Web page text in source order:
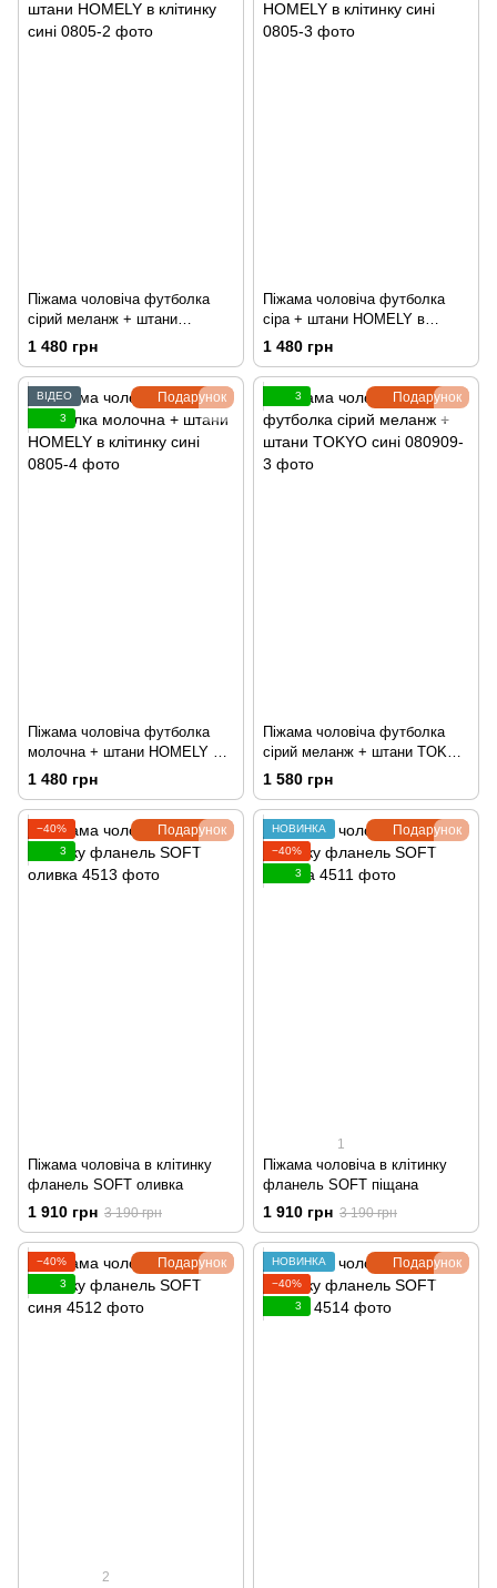
Піжама чоловіча футболка
сірий меланж + штани
HOMELY в клітинку сині
1 480 грн
Піжама чоловіча футболка
сіра + штани HOMELY в
клітинку сині
1 480 грн
Подарунок
ВІДЕО
3
Піжама чоловіча футболка
молочна + штани HOMELY в
клітинку сині
1 480 грн
Подарунок
3
Піжама чоловіча футболка
сірий меланж + штани TOKYO
сині
1 580 грн
Подарунок
−40%
3
Піжама чоловіча в клітинку
фланель SOFT оливка
1 910 грн 3 190 грн
Подарунок
НОВИНКА
−40%
3
1
Піжама чоловіча в клітинку
фланель SOFT піщана
1 910 грн 3 190 грн
Подарунок
−40%
3
2
Подарунок
НОВИНКА
−40%
3